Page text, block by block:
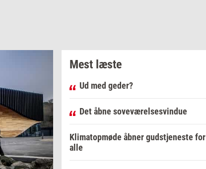
Mest læste
Ud med geder?
Det åbne soveværelsesvindue
Klimatopmøde åbner gudstjeneste for
alle